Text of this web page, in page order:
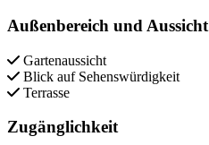
Außenbereich und Aussicht
Gartenaussicht
Blick auf Sehenswürdigkeit
Terrasse
Zugänglichkeit